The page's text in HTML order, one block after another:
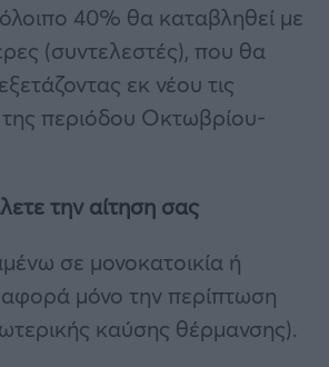
40% θα καταβληθεί με
(συντελεστές), που θα
εκ νέου τις
περιόδου Οκτωβρίου-
την αίτηση σας
σε μονοκατοικία ή
μόνο την περίπτωση
καύσης θέρμανσης).